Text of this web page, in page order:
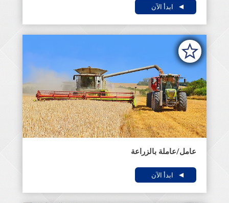
ابدأ الآن
عامل/عاملة بالزراعة
ابدأ الآن